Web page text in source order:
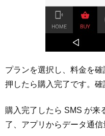
プランを選択し、料金を
押したら購入完了です。確
購入完了したら SMS が来
了、アプリからデータ通信